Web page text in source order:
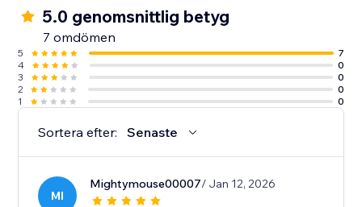
5.0 genomsnittlig betyg
7 omdömen
5
7
4
0
3
0
2
0
1
0
Sortera efter: Senaste
MI
Mightymouse00007/ Jan 12, 2026